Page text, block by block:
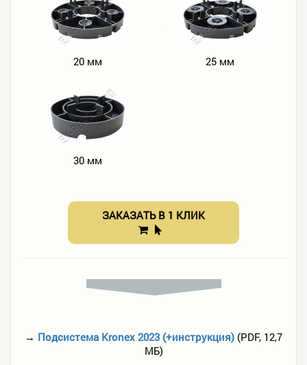
20 мм 25 мм
30 мм
ЗАКАЗАТЬ В 1 КЛИК
→ Подсистема Kronex 2023 (+инструкция) (PDF, 12,7
МБ)